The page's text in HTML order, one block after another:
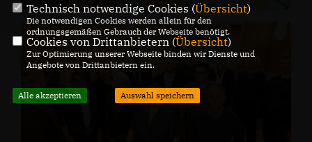
Technisch notwendige Cookies (Übersicht)
Die notwendigen Cookies werden allein für den
ordnungsgemäßen Gebrauch der Webseite benötigt.
Cookies von Drittanbietern (Übersicht)
Zur Optimierung unserer Webseite binden wir Dienste und
Angebote von Drittanbietern ein.
Alle akzeptieren Auswahl speichern